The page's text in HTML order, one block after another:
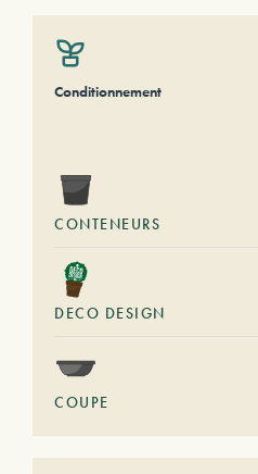
Conditionnement
CONTENEURS
DECO DESIGN
COUPE